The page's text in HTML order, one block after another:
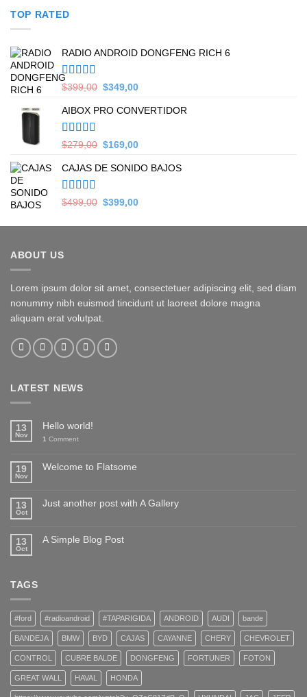
TOP RATED
RADIO ANDROID DONGFENG RICH 6
Valorado en
$399,00 Original
was:
$349,00Current
is:
AIBOX PRO CONVERTIDOR
Valorado en
$279,00 Original
was:
$169,00Current
is:
CAJAS DE SONIDO BAJOS
Valorado en
$499,00 Original
was:
$399,00Current
is:
ABOUT US
Lorem ipsum dolor sit amet, consectetuer adipiscing elit, sed diam
nonummy nibh euismod tincidunt ut laoreet dolore magna
aliquam erat volutpat.
LATEST NEWS
13
Nov
Hello world!
1 Comment
19
Nov
Welcome to Flatsome
13
Oct
Just another post with A Gallery
13
Oct
A Simple Blog Post
TAGS
#ford #radioandroid #TAPARIGIDA ANDROID AUDI bande
BANDEJA BMW BYD CAJAS CAYANNE CHERY CHEVROLET
CONTROL CUBRE BALDE DONGFENG FORTUNER FOTON
GREAT WALL HAVAL HONDA